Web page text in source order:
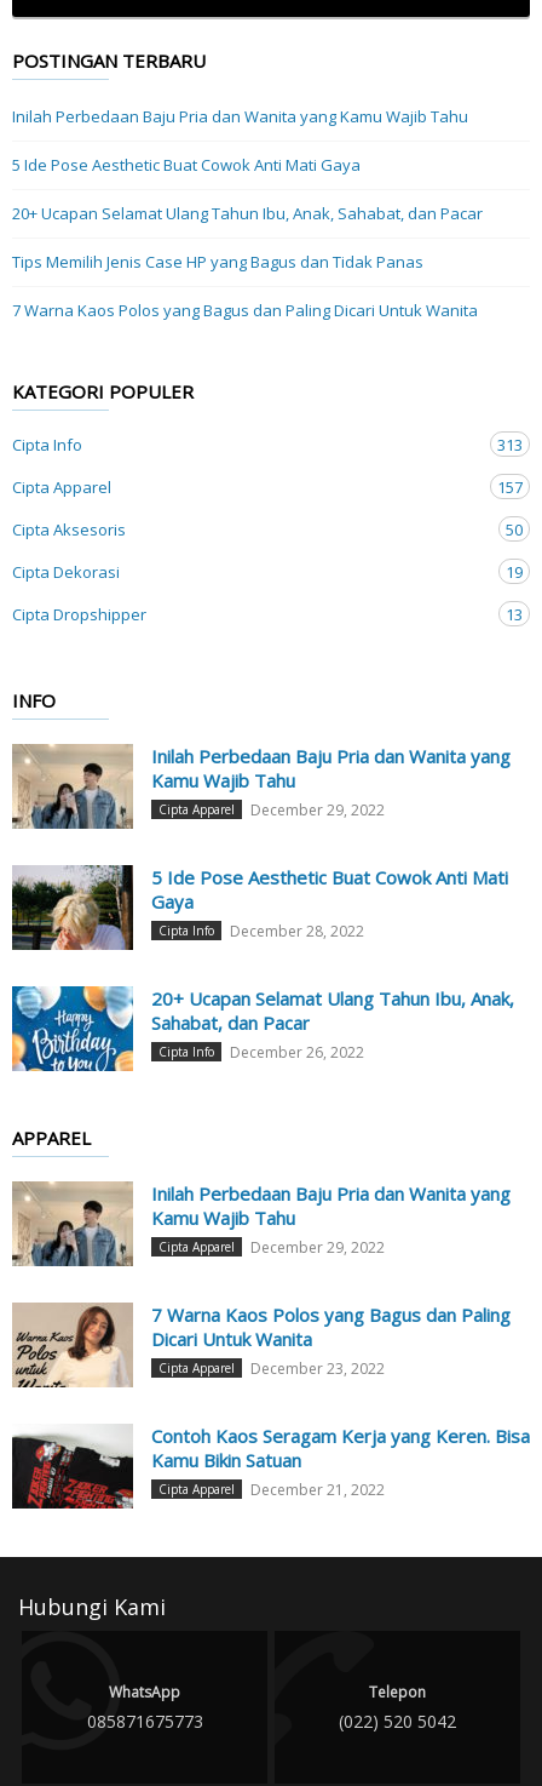
POSTINGAN TERBARU
Inilah Perbedaan Baju Pria dan Wanita yang Kamu Wajib Tahu
5 Ide Pose Aesthetic Buat Cowok Anti Mati Gaya
20+ Ucapan Selamat Ulang Tahun Ibu, Anak, Sahabat, dan Pacar
Tips Memilih Jenis Case HP yang Bagus dan Tidak Panas
7 Warna Kaos Polos yang Bagus dan Paling Dicari Untuk Wanita
KATEGORI POPULER
Cipta Info
313
Cipta Apparel
157
Cipta Aksesoris
50
Cipta Dekorasi
19
Cipta Dropshipper
13
INFO
Inilah Perbedaan Baju Pria dan Wanita yang
Kamu Wajib Tahu
Cipta Apparel December 29, 2022
5 Ide Pose Aesthetic Buat Cowok Anti Mati
Gaya
Cipta Info December 28, 2022
20+ Ucapan Selamat Ulang Tahun Ibu, Anak,
Sahabat, dan Pacar
Cipta Info December 26, 2022
APPAREL
Inilah Perbedaan Baju Pria dan Wanita yang
Kamu Wajib Tahu
Cipta Apparel December 29, 2022
7 Warna Kaos Polos yang Bagus dan Paling
Dicari Untuk Wanita
Cipta Apparel December 23, 2022
Contoh Kaos Seragam Kerja yang Keren. Bisa
Kamu Bikin Satuan
Cipta Apparel December 21, 2022
Hubungi Kami
WhatsApp
085871675773
Telepon
(022) 520 5042